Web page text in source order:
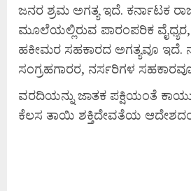
ಜನರ ಶ್ರಮ ಅಗತ್ಯ ಇದೆ. ಕರ್ನಾಟಕ
ಮೂಲೆಯಲ್ಲಿರುವ ಪಾರಂಪರಿಕ ವೈಧ್ಯರ,
ಹಕೀಮರ ಸಹಕಾರದ ಅಗತ್ಯವೂ ಇದೆ.
ಸಂಗ್ರಹಗಾರರ, ನರ್ಸರಿಗಳ
ವರದಿಯನ್ನು ಜಾತಕ ಪಕ್ಷಿಯಂತೆ
ಕೆಲಸ ತಾಯಿ ಶಕ್ತಿದೇವತೆಯ